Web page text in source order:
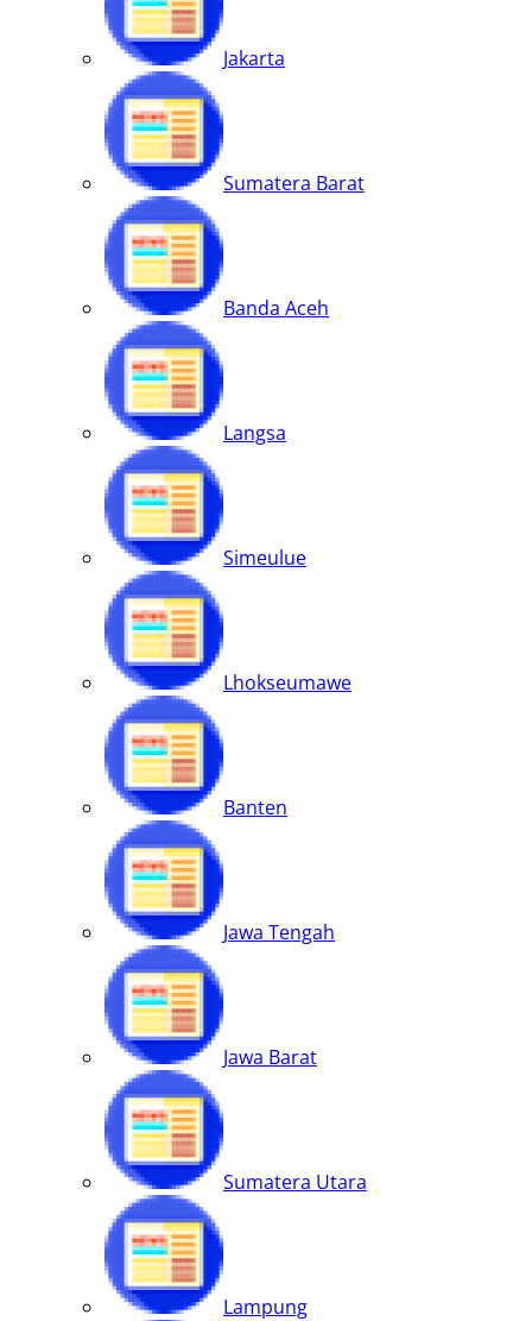
Jakarta
Sumatera Barat
Banda Aceh
Langsa
Simeulue
Lhokseumawe
Banten
Jawa Tengah
Jawa Barat
Sumatera Utara
Lampung